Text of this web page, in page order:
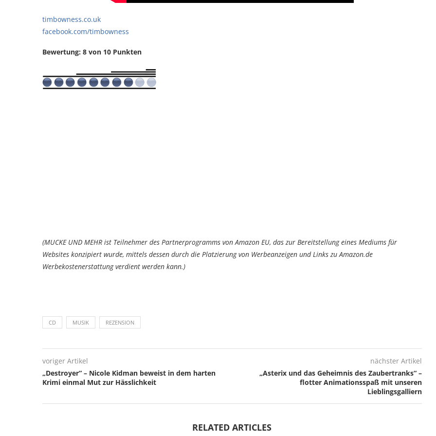
timbowness.co.uk
facebook.com/timbowness
Bewertung: 8 von 10 Punkten
(MUCKE UND MEHR ist Teilnehmer des Partnerprogramms von Amazon EU, das zur Bereitstellung eines Mediums für
Websites konzipiert wurde, mittels dessen durch die Platzierung von Werbeanzeigen und Links zu Amazon.de
Werbekostenerstattung verdient werden kann.)
CD MUSIK REZENSION
voriger Artikel
„Destroyer“ – Nicole Kidman beweist in dem harten
Krimi einmal Mut zur Hässlichkeit
nächster Artikel
„Asterix und das Geheimnis des Zaubertranks“ –
flotter Animationsspaß mit unseren
Lieblingsgalliern
RELATED ARTICLES